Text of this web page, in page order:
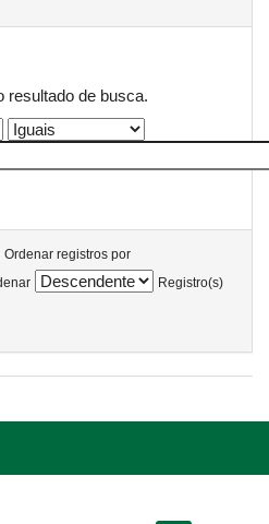
resultado de busca.
Ordenar registros por
Registro(s)